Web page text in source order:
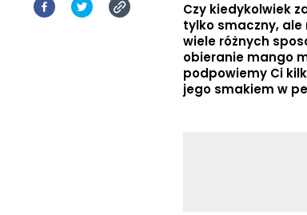
Czy kiedykolwiek
tylko smaczny, ale
wiele różnych
obieranie mango
podpowiemy Ci
jego smakiem w